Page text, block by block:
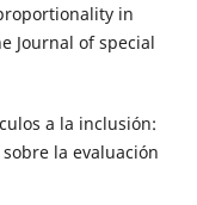
in
Journal of special
a la inclusión:
la evaluación